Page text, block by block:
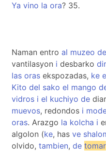
Ya vino la ora? 35.
Naman entro al muzeo de
vantilasyon i desbarko
las oras ekspozadas, ke
Kito del sako el mango
vidros i el kuchiyo de
muevos, redondos i
oras. Arazgo la kolcha i
algolon (ke, has ve
olvido, tambien, de tomar